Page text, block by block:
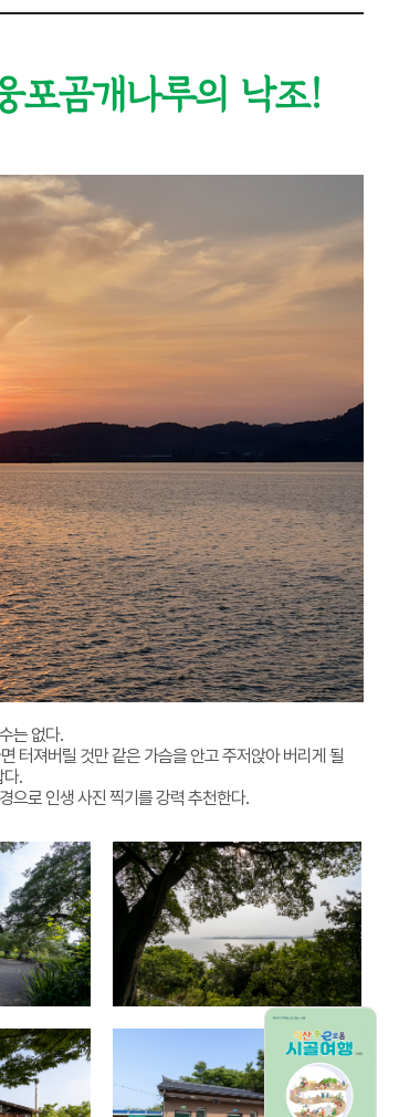
포곰개나루의 낙조!
는 없다.
터져버릴 것만 같은 가슴을 안고 주저앉아 버리게 될
다.
으로 인생 사진 찍기를 강력 추천한다.